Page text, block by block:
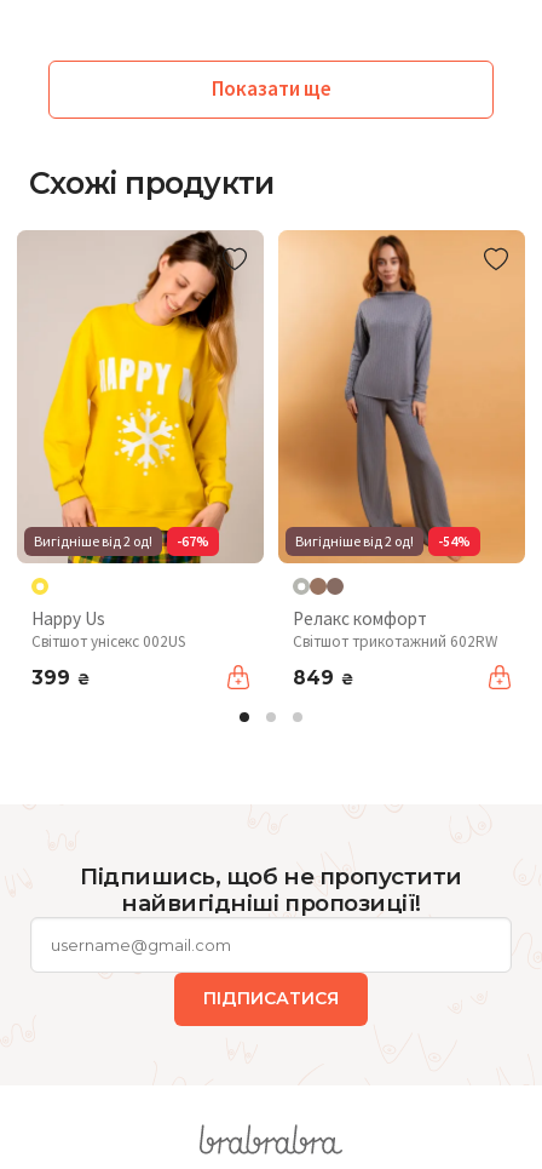
Показати ще
Схожі продукти
Вигідніше від 2 од! -67%
Happy Us
Світшот унісекс 002US
399 ₴
Вигідніше від 2 од! -54%
Релакс комфорт
Світшот трикотажний 602RW
849 ₴
Підпишись, щоб не пропустити
найвигідніші пропозиції!
ПІДПИСАТИСЯ